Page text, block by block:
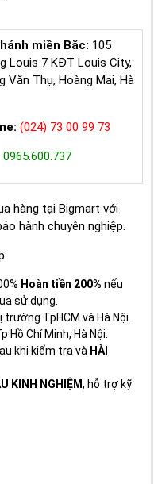
miền Bắc: 105
Louis 7 KĐT Louis City,
Văn Thụ, Hoàng Mai, Hà
(024) 73 00 99 73
0965.600.737
hàng tại Bigmart với
hành chuyên nghiệp.
Hoàn tiền 200% nếu
sử dụng.
TpHCM và Hà Nội.
Hồ Chí Minh, Hà Nội.
khi kiểm tra và HÀI
KINH NGHIỆM, hỗ trợ kỹ